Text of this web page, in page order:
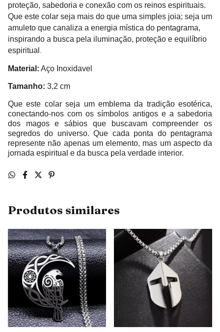
proteção, sabedoria e conexão com os reinos espirituais.
Que este colar seja mais do que uma simples joia; seja um
amuleto que canaliza a energia mística do pentagrama,
inspirando a busca pela iluminação, proteção e equilíbrio
espiritual
Material: Aço Inoxidavel
Tamanho: 3,2 cm
Que este colar seja um emblema da tradição esotérica,
conectando-nos com os símbolos antigos e a sabedoria
dos magos e sábios que buscavam compreender os
segredos do universo. Que cada ponta do pentagrama
represente não apenas um elemento, mas um aspecto da
jornada espiritual e da busca pela verdade interior.
Produtos similares